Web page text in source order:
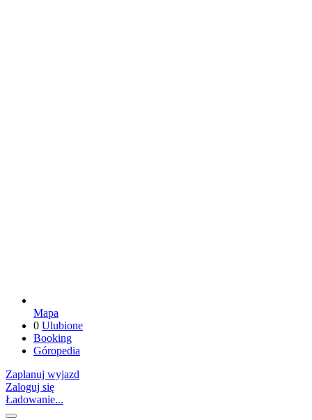
Mapa
0 Ulubione
Booking
Góropedia
Zaplanuj wyjazd
Zaloguj się
Ładowanie...